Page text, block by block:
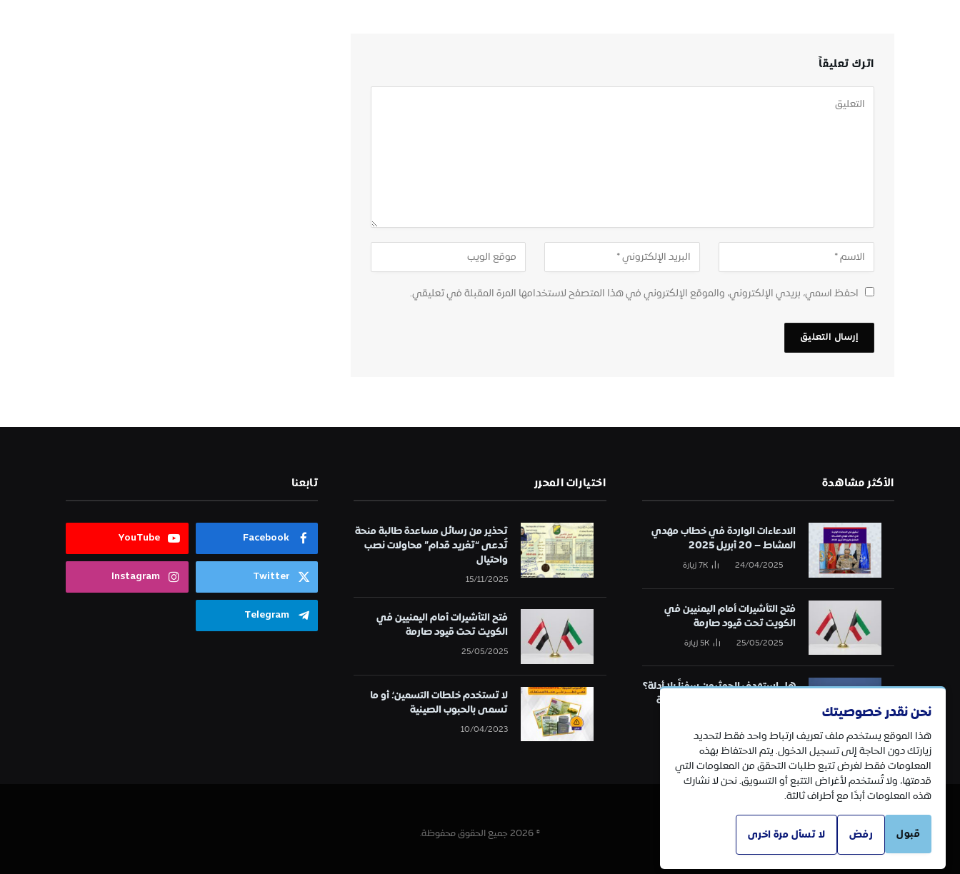
اترك تعليقاً
احفظ اسمي، بريدي الإلكتروني، والموقع الإلكتروني في هذا المتصفح لاستخدامها المرة المقبلة في تعليقي.
الأكثر مشاهدة
الادعاءات الواردة في خطاب مهدي
المشاط – 20 أبريل 2025
24/04/2025
7Kزيارة
فتح التأشيرات أمام اليمنيين في
الكويت تحت قيود صارمة
25/05/2025
5Kزيارة
هل استهدف الحوثيون سفناً بلا أدلة؟
تحقيق في قائمة الهجمات البحرية
اختيارات المحرر
تحذير من رسائل مساعدة طالبة منحة
تُدعى “تغريد قدام” محاولات نصب
واحتيال
15/11/2025
فتح التأشيرات أمام اليمنيين في
الكويت تحت قيود صارمة
25/05/2025
لا تستخدم خلطات التسمين؛ أو ما
تسمى بالحبوب الصينية
10/04/2023
تابعنا
Facebook
YouTube
Twitter
Instagram
Telegram
© 2026 جميع الحقوق محفوظة.
نحن نقدر خصوصيتك
هذا الموقع يستخدم ملف تعريف ارتباط واحد فقط لتحديد
زيارتك دون الحاجة إلى تسجيل الدخول. يتم الاحتفاظ بهذه
المعلومات فقط لغرض تتبع طلبات التحقق من المعلومات التي
قدمتها، ولا تُستخدم لأغراض التتبع أو التسويق. نحن لا نشارك
هذه المعلومات أبدًا مع أطراف ثالثة.
قبول رفض لا تسأل مرة اخرى